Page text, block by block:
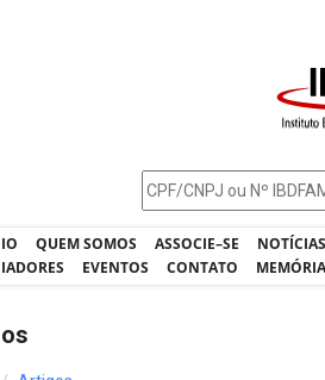
QUEM SOMOS ASSOCIE–SE
EVENTOS CONTATO